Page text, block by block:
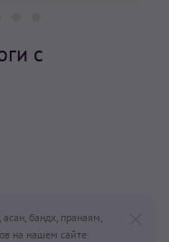
с
бандх, пранаям,
на нашем сайте